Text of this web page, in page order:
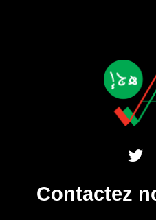
Contactez